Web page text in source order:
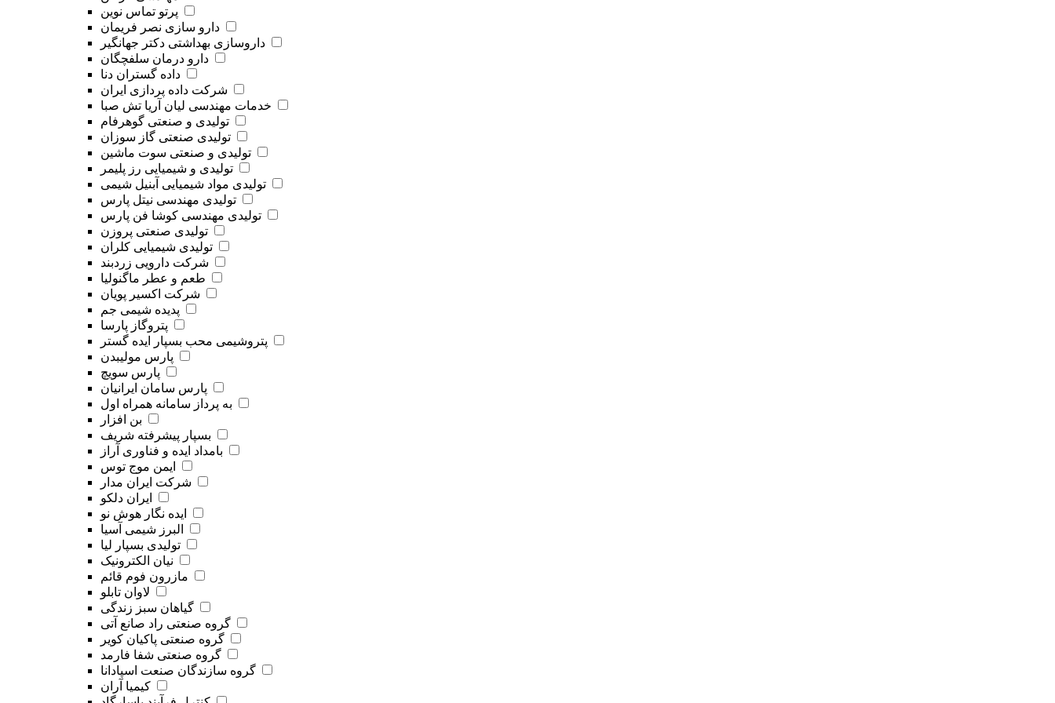
پرتو تماس نوین
دارو سازی نصر فریمان
داروسازی بهداشتی دکتر جهانگیر
دارو درمان سلفچگان
داده گستران دنا
شرکت داده پردازی ایران
خدمات مهندسی لیان آریا تش صبا
تولیدی و صنعتی گوهرفام
تولیدی صنعتی گاز سوزان
تولیدی و صنعتی سوت ماشین
تولیدی و شیمیایی رز پلیمر
تولیدی مواد شیمیایی آبنیل شیمی
تولیدی مهندسی نیتل پارس
تولیدی مهندسی کوشا فن پارس
تولیدی صنعتی پروزن
تولیدی شیمیایی کلران
شرکت دارویی زردبند
طعم و عطر ماگنولیا
شرکت اکسیر پویان
پدیده شیمی جم
پتروگاز پارسا
پتروشیمی محب بسپار ایده گستر
پارس مولیبدن
پارس سویچ
پارس سامان ایرانیان
به پرداز سامانه همراه اول
بن افزار
بسپار پیشرفته شریف
بامداد ایده و فناوری آراز
ایمن موج توس
شرکت ایران مدار
ایران دلکو
ایده نگار هوش نو
البرز شیمی آسیا
تولیدی بسپار لیا
نیان الکترونیک
مازرون فوم قائم
لاوان تابلو
گیاهان سبز زندگی
گروه صنعتی راد صانع آتی
گروه صنعتی پاکیان کویر
گروه صنعتی شفا فارمد
گروه سازندگان صنعت اسپادانا
کیمیا آران